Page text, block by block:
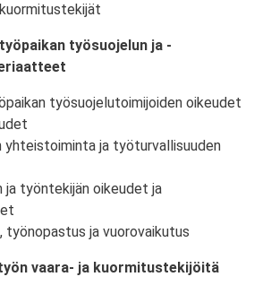
työsuojelun ja -
työsuojelutoimijoiden oikeudet
yhteistoiminta ja työturvallisuuden
ja työntekijän oikeudet ja
työnopastus ja vuorovaikutus
vaara- ja kuormitustekijöitä